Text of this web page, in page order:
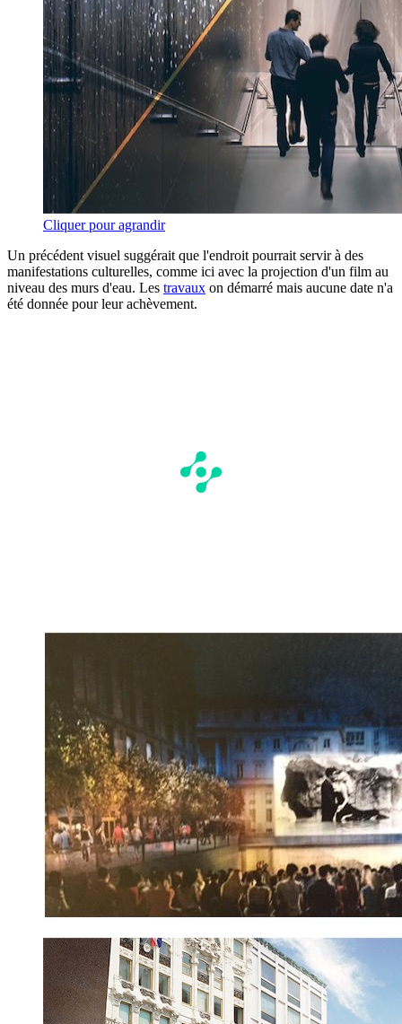
Cliquer pour agrandir
Un précédent visuel suggérait que l'endroit pourrait servir à des
manifestations culturelles, comme ici avec la projection d'un film au
niveau des murs d'eau. Les travaux on démarré mais aucune date n'a
été donnée pour leur achèvement.